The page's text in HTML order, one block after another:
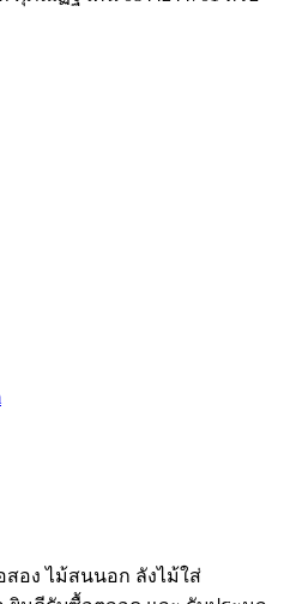
อง ไม้สนนอก ลังไม้ใส่